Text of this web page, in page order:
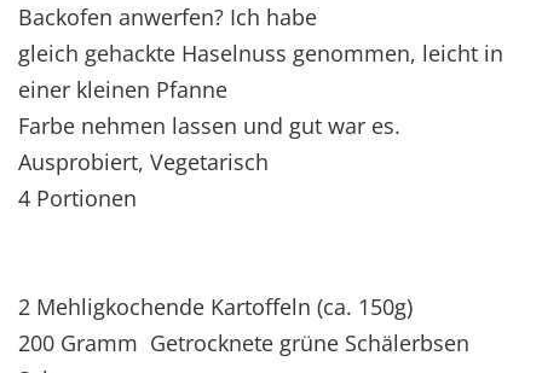
Backofen anwerfen? Ich habe
gleich gehackte Haselnuss genommen, leicht in
einer kleinen Pfanne
Farbe nehmen lassen und gut war es.
Ausprobiert, Vegetarisch
4 Portionen
2 Mehligkochende Kartoffeln (ca. 150g)
200 Gramm Getrocknete grüne Schälerbsen